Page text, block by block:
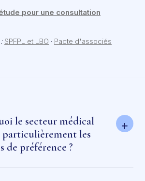
pour une consultation
SPFPL et LBO · Pacte d'associés
le secteur médical
les
de préférence ?
+